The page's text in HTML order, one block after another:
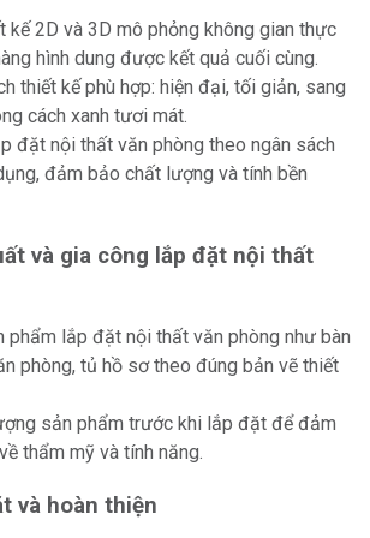
kế 2D và 3D mô phỏng không gian thực
hình dung được kết quả cuối cùng.
thiết kế phù hợp: hiện đại, tối giản, sang
cách xanh tươi mát.
đặt nội thất văn phòng theo ngân sách
đảm bảo chất lượng và tính bền
và gia công lắp đặt nội thất
phẩm lắp đặt nội thất văn phòng như bàn
phòng, tủ hồ sơ theo đúng bản vẽ thiết
sản phẩm trước khi lắp đặt để đảm
thẩm mỹ và tính năng.
và hoàn thiện